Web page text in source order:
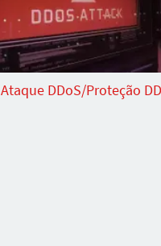
Ataque DDoS/Proteção